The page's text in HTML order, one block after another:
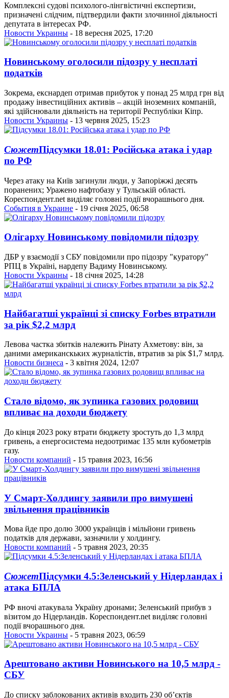
Комплексні судові психолого-лінгвістичні експертизи,
призначені слідчим, підтвердили факти злочинної діяльності
депутата в інтересах РФ.
Новости Украины - 18 вересня 2025, 17:20
Новинському оголосили підозру у несплаті
податків
Зокрема, екснардеп отримав прибуток у понад 25 млрд грн від
продажу інвестиційних активів – акцій іноземних компаній,
які здійснювали діяльність на території Республіки Кіпр.
Новости Украины - 13 червня 2025, 15:23
СюжетПідсумки 18.01: Російська атака і удар
по РФ
Через атаку на Київ загинули люди, у Запоріжжі десять
поранених; Уражено нафтобазу у Тульській області.
Кореспондент.net виділяє головні події вчорашнього дня.
События в Украине - 19 січня 2025, 06:58
Олігарху Новинському повідомили підозру
ДБР у взаємодії з СБУ повідомили про підозру "куратору"
РПЦ в Україні, нардепу Вадиму Новинському.
Новости Украины - 18 січня 2025, 14:28
Найбагатші українці зі списку Forbes втратили
за рік $2,2 млрд
Левова частка збитків належить Рінату Ахметову: він, за
даними американскьких журналістів, втратив за рік $1,7 млрд.
Новости бизнеса - 3 квітня 2024, 12:07
Стало відомо, як зупинка газових родовищ
впливає на доходи бюджету
До кінця 2023 року втрати бюджету зростуть до 1,3 млрд
гривень, а енергосистема недоотримає 135 млн кубометрів
газу.
Новости компаний - 15 травня 2023, 16:56
У Смарт-Холдингу заявили про вимушені
звільнення працівників
Мова йде про долю 3000 українців і мільйони гривень
податків для держави, зазначили у холдингу.
Новости компаний - 5 травня 2023, 20:35
СюжетПідсумки 4.5:Зеленський у Нідерландах і
атака БПЛА
РФ вночі атакувала Україну дронами; Зеленський прибув з
візитом до Нідерландів. Кореспондент.net виділяє головні
події вчорашнього дня.
Новости Украины - 5 травня 2023, 06:59
Арештовано активи Новинського на 10,5 млрд -
СБУ
До списку заблокованих активів входить 230 об’єктів